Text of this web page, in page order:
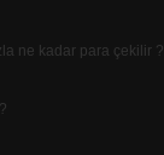
ne kadar para çekilir ?